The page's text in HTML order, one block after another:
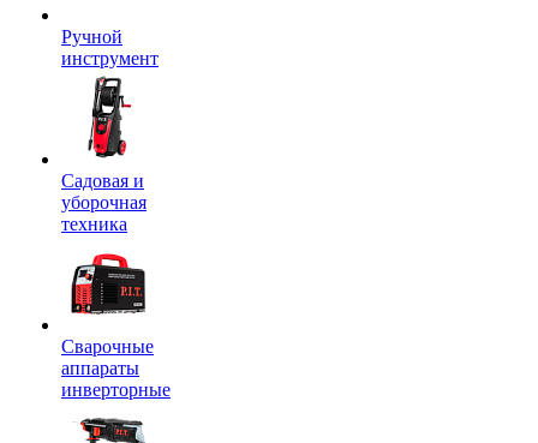
Ручной
инструмент
Садовая и
уборочная
техника
Сварочные
аппараты
инверторные